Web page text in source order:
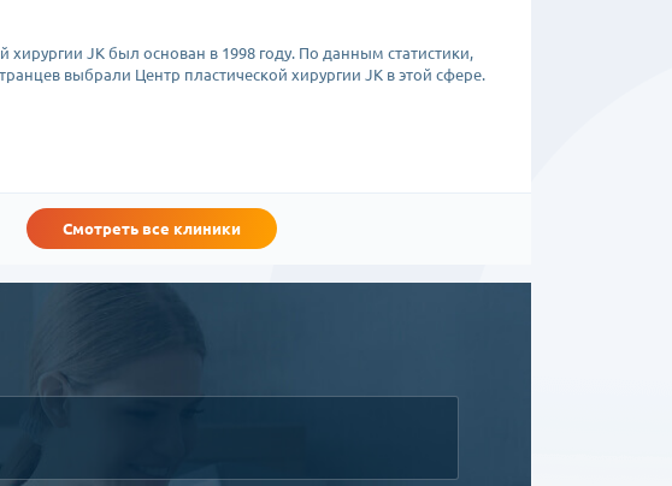
в случае удаления небольшого объема тканей. Разрез в данном
повреждения молочной железы и сделать постоперационный
показана в случае, когда удалить требуется значительное
так как позволяет регулировать размер ареолы. Минусом
шрам располагается под грудью и становится
из России и СНГ, так как, доверившись высококлассным
составляет от 2 до 4 часов в зависимости от метода.
Кореи готовы предложить стационар на 1 сутки после
хирургии JK был основан в 1998 году. По данным статистики,
выбрали Центр пластической хирургии JK в этой сфере.
Смотреть все клиники